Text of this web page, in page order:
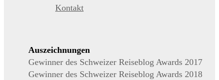
Kontakt
Auszeichnungen
Gewinner des Schweizer Reiseblog Awards 2017
Gewinner des Schweizer Reiseblog Awards 2018